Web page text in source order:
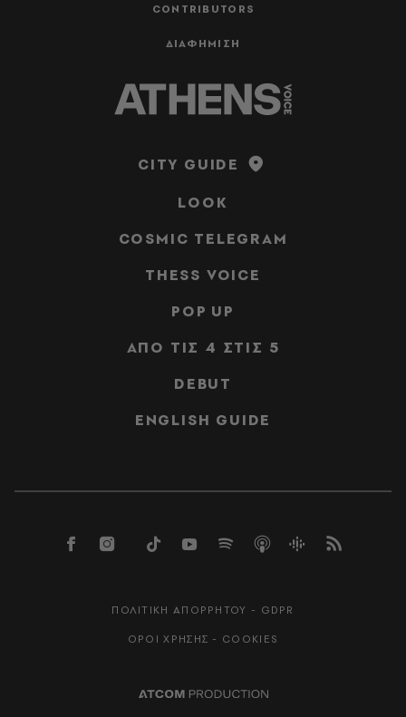
CONTRIBUTORS
ΔΙΑΦΗΜΙΣΗ
CITY GUIDE
LOOK
COSMIC TELEGRAM
THESS VOICE
POP UP
ΑΠΟ ΤΙΣ 4 ΣΤΙΣ 5
DEBUT
ENGLISH GUIDE
ΠΟΛΙΤΙΚΗ ΑΠΟΡΡΗΤΟΥ - GDPR
ΟΡΟΙ ΧΡΗΣΗΣ - COOKIES